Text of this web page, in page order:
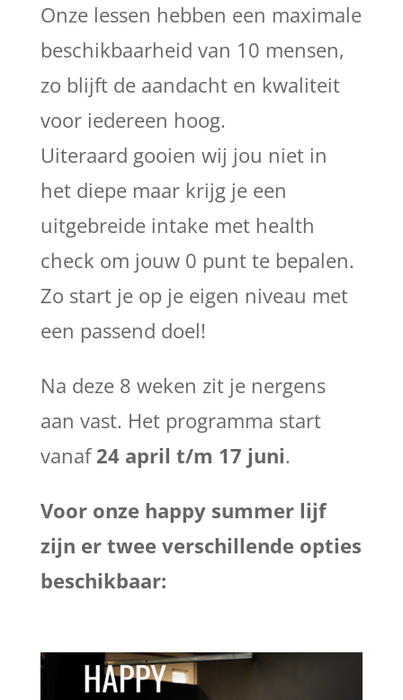
Onze lessen hebben een maximale
beschikbaarheid van 10 mensen,
zo blijft de aandacht en kwaliteit
voor iedereen hoog.
Uiteraard gooien wij jou niet in
het diepe maar krijg je een
uitgebreide intake met health
check om jouw 0 punt te bepalen.
Zo start je op je eigen niveau met
een passend doel!
Na deze 8 weken zit je nergens
aan vast. Het programma start
vanaf24 april t/m 17 juni.
Voor onze happy summer lijf
zijn er twee verschillende opties
beschikbaar: